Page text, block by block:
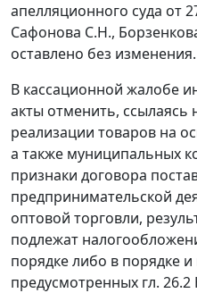
апелляционного суда от
Сафонова С.Н.,
оставлено без изменения.
В кассационной жалобе
акты отменить, ссылаясь
реализации товаров на
а также муниципальных
признаки договора
предпринимательской
оптовой торговли,
подлежат
порядке либо в порядке и
предусмотренных гл. 26.2